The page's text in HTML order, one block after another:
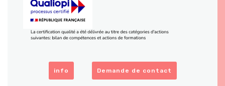
info Demande de contact